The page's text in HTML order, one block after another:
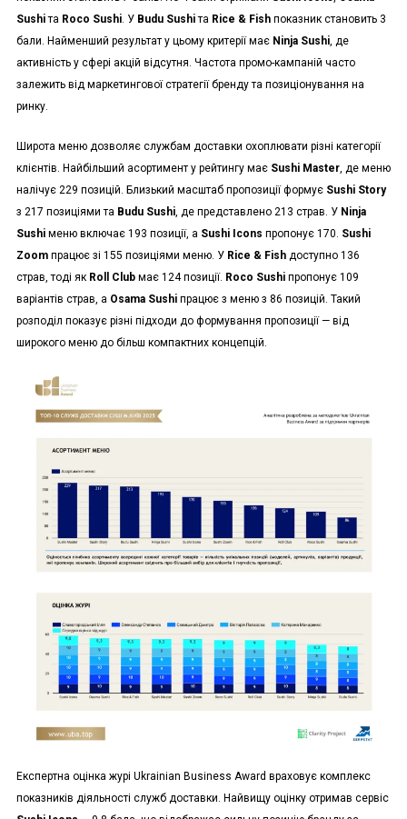
Sushiта Roco Sushi. У Budu Sushiта Rice & Fishпоказник становить 3
бали. Найменший результат у цьому критерії має Ninja Sushi, де
активність у сфері акцій відсутня. Частота промо-кампаній часто
залежить від маркетингової стратегії бренду та позиціонування на
ринку.
Широта меню дозволяє службам доставки охоплювати різні категорії
клієнтів. Найбільший асортимент у рейтингу має Sushi Master, де меню
налічує 229 позицій. Близький масштаб пропозиції формує Sushi Story
з 217 позиціями та Budu Sushi, де представлено 213 страв. У Ninja
Sushiменю включає 193 позиції, а Sushi Icons пропонує 170. Sushi
Zoomпрацює зі 155 позиціями меню. У Rice & Fishдоступно 136
страв, тоді як Roll Clubмає 124 позиції. Roco Sushiпропонує 109
варіантів страв, а Osama Sushiпрацює з меню з 86 позицій. Такий
розподіл показує різні підходи до формування пропозиції — від
широкого меню до більш компактних концепцій.
Експертна оцінка журі Ukrainian Business Award враховує комплекс
показників діяльності служб доставки. Найвищу оцінку отримав сервіс